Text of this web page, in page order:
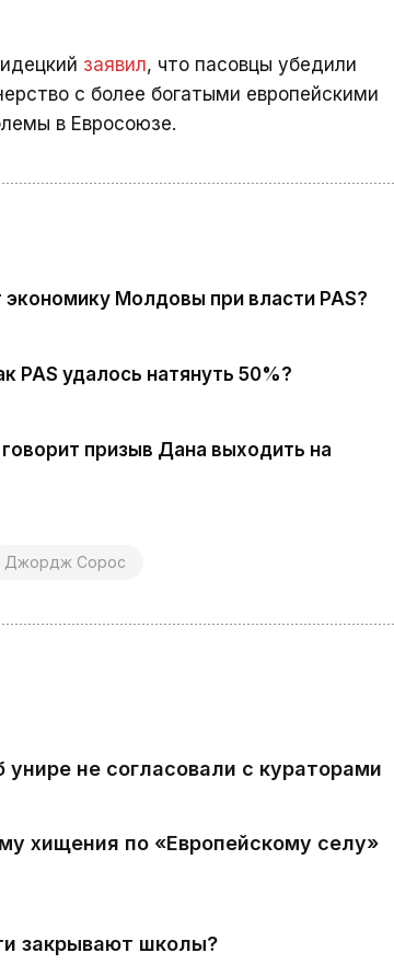
заявил, что пасовцы убедили
с более богатыми европейскими
в Евросоюзе.
Молдовы при власти PAS?
PAS удалось натянуть 50%?
призыв Дана выходить на
Джордж Сорос
не согласовали с кураторами
хищения по «Европейскому селу»
закрывают школы?